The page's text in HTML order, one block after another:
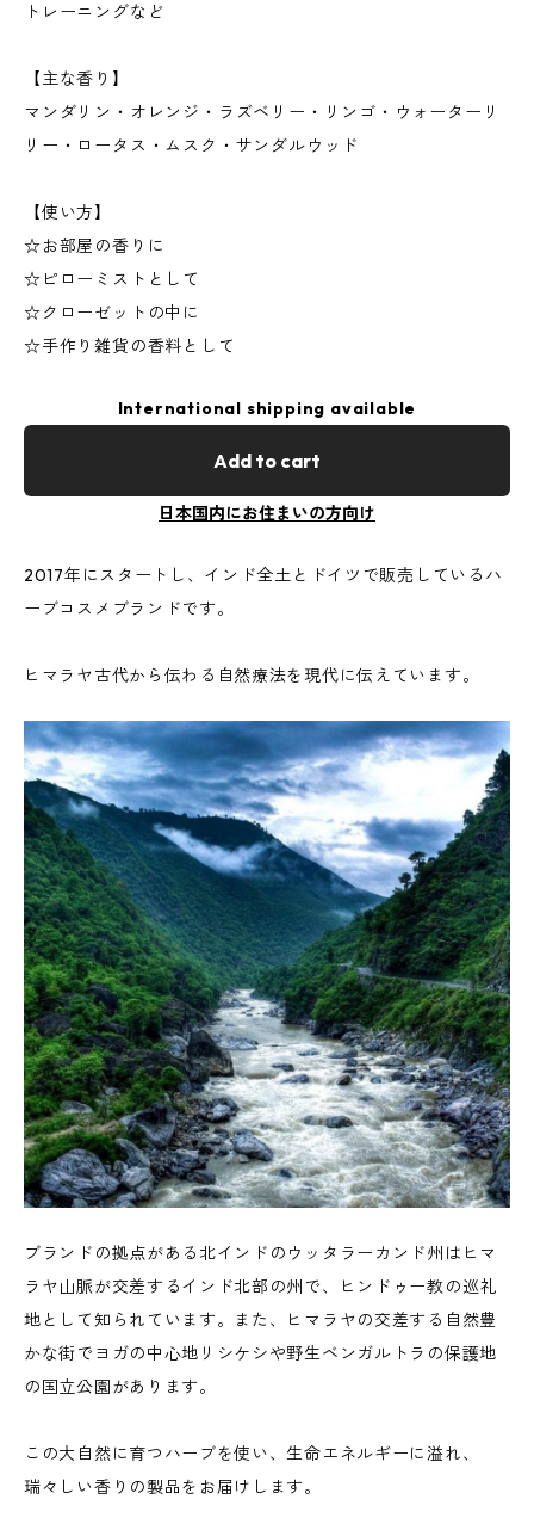
トレーニングなど
【主な香り】
マンダリン・オレンジ・ラズベリー・リンゴ・ウォーターリ
リー・ロータス・ムスク・サンダルウッド
【使い方】
☆お部屋の香りに
☆ピローミストとして
☆クローゼットの中に
☆手作り雑貨の香料として
International shipping available
Add to cart
日本国内にお住まいの方向け
2017年にスタートし、インド全土とドイツで販売しているハ
ーブコスメブランドです。
ヒマラヤ古代から伝わる自然療法を現代に伝えています。
ブランドの拠点がある北インドのウッタラーカンド州はヒマ
ラヤ山脈が交差するインド北部の州で、ヒンドゥー教の巡礼
地として知られています。また、ヒマラヤの交差する自然豊
かな街でヨガの中心地リシケシや野生ベンガルトラの保護地
の国立公園があります。
この大自然に育つハーブを使い、生命エネルギーに溢れ、
瑞々しい香りの製品をお届けします。